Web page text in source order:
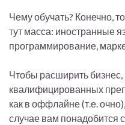
Чему обучать? Конечно,
тут масса: иностранные
программирование,
Чтобы расширить
квалифицированных
как в оффлайне (т.е.
случае вам понадобится